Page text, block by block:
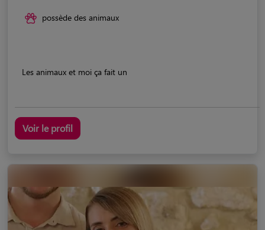
possède des animaux
Les animaux et moi ça fait un
Voir le profil